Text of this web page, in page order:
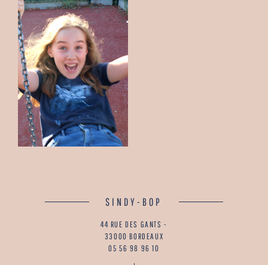
SINDY-BOP
44 RUE DES GANTS -
33000 BORDEAUX
05 56 98 96 10